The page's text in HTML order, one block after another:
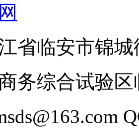
省临安市锦
务综合试验